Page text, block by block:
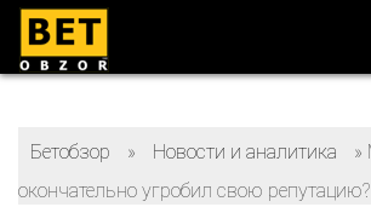
Бетобзор » Новости и аналитика »
окончательно угробил свою репутацию?